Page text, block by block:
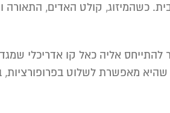
כשהמיזוג, קולט האדים, התאורה
אליה כאל קו אדריכלי
מאפשרת לשלוט בפרופורציות,